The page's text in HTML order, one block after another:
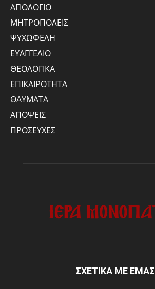
ΑΓΙΟΛΟΓΙΟ
ΜΗΤΡΟΠΟΛΕΙΣ
ΨΥΧΩΦΕΛΗ
ΕΥΑΓΓΕΛΙΟ
ΘΕΟΛΟΓΙΚΑ
ΕΠΙΚΑΙΡΟΤΗΤΑ
ΘΑΥΜΑΤΑ
ΑΠΟΨΕΙΣ
ΠΡΟΣΕΥΧΕΣ
ΣΧΕΤΙΚΑ ΜΕ ΕΜΑΣ